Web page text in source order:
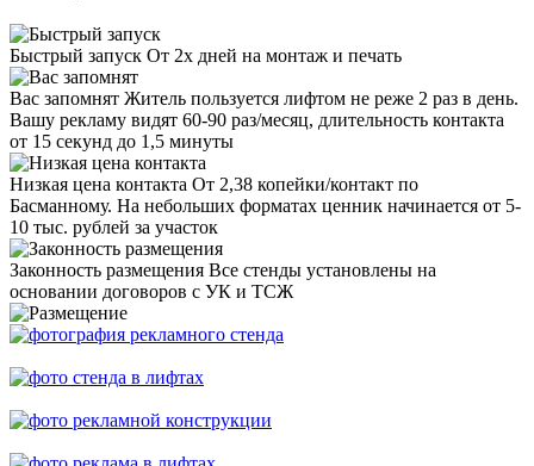
Быстрый запуск От 2х дней на монтаж и печать
Вас запомнят Житель пользуется лифтом не реже 2 раз в день.
Вашу рекламу видят 60-90 раз/месяц, длительность контакта
от 15 секунд до 1,5 минуты
Низкая цена контакта От 2,38 копейки/контакт по
Басманному. На небольших форматах ценник начинается от 5-
10 тыс. рублей за участок
Законность размещения Все стенды установлены на
основании договоров с УК и ТСЖ